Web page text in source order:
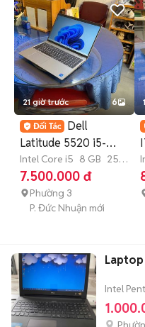
21 giờ trước 6
Dell
Latitude 5520 i5-
1135G7
8GB/256GB/15.6"FHD
US
Intel Core i5 8 GB 256
GB SSD
7.500.000 đ
Phường 3
P. Đức Nhuận mới
Laptop
Intel